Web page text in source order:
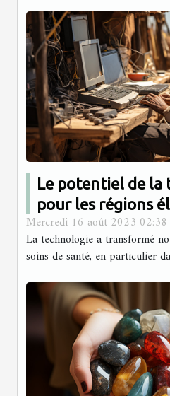
Le potentiel de
pour les régions
Mercredi 16 août 2023 02:38
La technologie a transformé
soins de santé, en particulier